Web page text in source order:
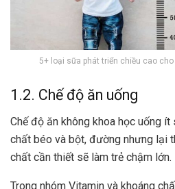
5+ loại sữa phát triển chiều cao
1.2. Chế độ ăn uống
Chế độ ăn không khoa học uống
chất béo và bột, đường nhưng lại
chất cần thiết sẽ làm trẻ chậm lớn.
Trong nhóm Vitamin và khoáng